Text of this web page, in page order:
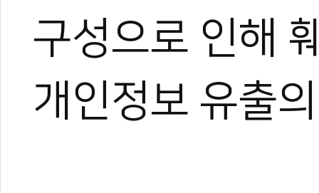
구성으로 인해
개인정보 유출